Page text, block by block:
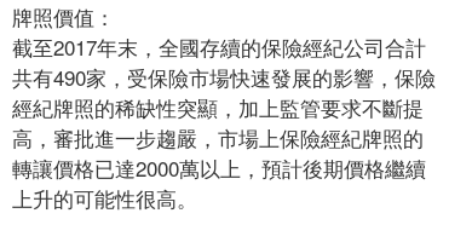
牌照價值：
截至2017年末，全國存續的保險經紀公司合計
共有490家，受保險市場快速發展的影響，保險
經紀牌照的稀缺性突顯，加上監管要求不斷提
高，審批進一步趨嚴，市場上保險經紀牌照的
轉讓價格已達2000萬以上，預計後期價格繼續
上升的可能性很高。